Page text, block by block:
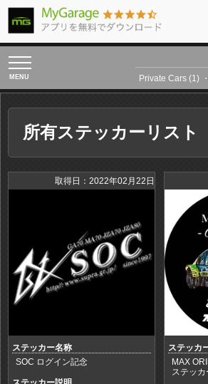
toggle
navigation
Private Cars (1) ・
所有ステッカーリスト
取得日：2022年02月22日
ステッカー名称
SOC ログイン記念
ステッカ
MAX
ステッカ